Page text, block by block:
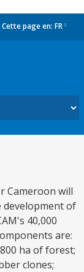
Cette page en: FR
Cameroon will
development of
40,000
are:
ha of forest;
clones;